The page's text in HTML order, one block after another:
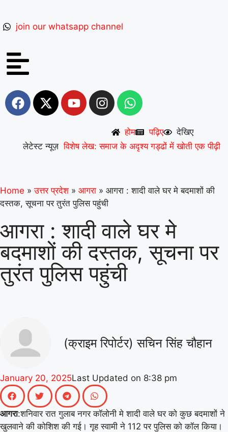
join our whatsapp channel
होम पढ़िए
देखिए
लेटेस्ट न्यूज़ विशेष लेख: समाज के अदृश्य गड्ढों में खोती एक पीढ़ी
पुरस्कार’ युवा शक्ति को समर्पित करेंगे अमन | वरिष्ठ
शिक्षाविद् डॉ. सत्यवीर सिंह को समग्र शिक्षा
(माध्यमिक) के जिला समन्वयक का प्रभार
वर्ल्ड रिकॉर्ड की खुशी से गूंजा माय भारत केंद्र, युवाओं
ने कहा- यह हमारी पीढ़ी की उपलब्धि
जुड़े उड़ान यूथ क्लब के नेचर नीड्स यू अभियान ने
में जब दिखे बागपत के अमन, गर्व से भर उठा यूपी |
Home » उत्तर प्रदेश » आगरा » आगरा : शादी वाले घर मे बदमाशों की
दस्तक, सूचना पर तुरंत पुलिस पहुंची
आगरा : शादी वाले घर मे
बदमाशों की दस्तक, सूचना पर
तुरंत पुलिस पहुंची
(क्राइम रिपोर्टर) सचिन सिंह चौहान
January 20, 2025Last Updated on 8:38 pm
आगरा:शनिवार रात गुलाब नगर कॉलोनी मे शादी वाले घर को कुछ बदमाशों ने
खुलवाने की कोशिश की गई। गृह स्वामी ने 112 पर पुलिस को कॉल किया।